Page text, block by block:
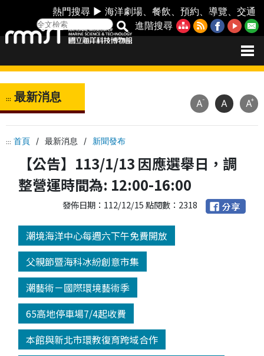
熱門搜尋 ►海洋劇場 、餐飲 、預約 、導覽 、交通
進階搜尋
::: 最新消息
::: 首頁 / 最新消息 / 新聞發布
A- A A+
【公告】113/1/13 因應選舉日，調
整營運時間為: 12:00-16:00
發佈日期：112/12/15 點閱數：2318
潮境海洋中心每週六下午免費開放
父親節暨海科冰紛創意市集
潮藝術－國際環境藝術季
65高地停車場7/4起收費
本館與新北市環教復育跨域合作